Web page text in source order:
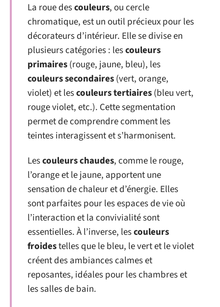
La roue descouleurs, ou cercle
chromatique, est un outil précieux pour les
décorateurs d’intérieur. Elle se divise en
plusieurs catégories : lescouleurs
primaires(rouge, jaune, bleu), les
couleurs secondaires(vert, orange,
violet) et lescouleurs tertiaires(bleu vert,
rouge violet, etc.). Cette segmentation
permet de comprendre comment les
teintes interagissent et s’harmonisent.
Lescouleurs chaudes, comme le rouge,
l’orange et le jaune, apportent une
sensation de chaleur et d’énergie. Elles
sont parfaites pour les espaces de vie où
l’interaction et la convivialité sont
essentielles. À l’inverse, lescouleurs
froidestelles que le bleu, le vert et le violet
créent des ambiances calmes et
reposantes, idéales pour les chambres et
les salles de bain.